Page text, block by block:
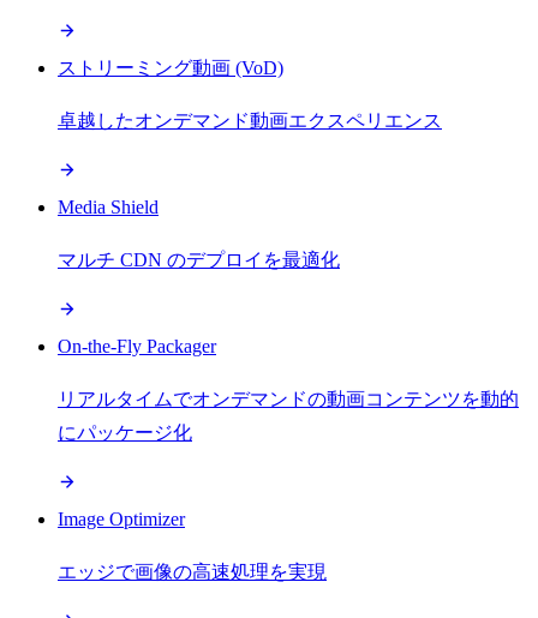
ストリーミング動画 (VoD)
卓越したオンデマンド動画エクスペリエンス
Media Shield
マルチ CDN のデプロイを最適化
On-the-Fly Packager
リアルタイムでオンデマンドの動画コンテンツを動的
にパッケージ化
Image Optimizer
エッジで画像の高速処理を実現